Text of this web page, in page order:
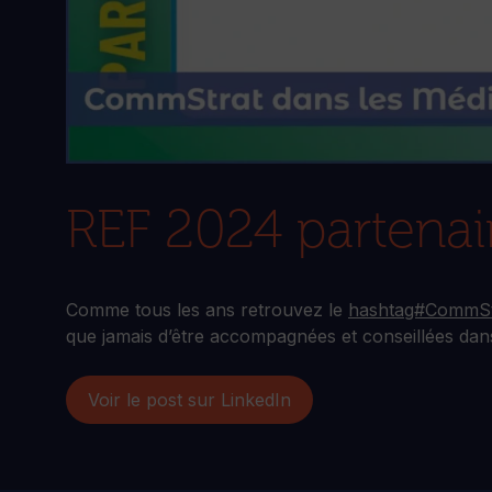
REF 2024
Comme tous les ans retrouvez le
que jamais d’être accompagnées et conseillées
Voir le post sur LinkedIn